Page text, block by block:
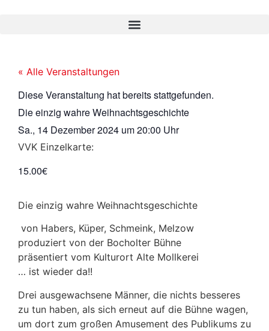
« Alle Veranstaltungen
Diese Veranstaltung hat bereits stattgefunden.
Die einzig wahre Weihnachtsgeschichte
Sa., 14 Dezember 2024 um20:00 Uhr
VVK Einzelkarte:
15.00€
Die einzig wahre Weihnachtsgeschichte
von Habers, Küper, Schmeink, Melzow
produziert von der Bocholter Bühne
präsentiert vom Kulturort Alte Mollkerei
… ist wieder da!!
Drei ausgewachsene Männer, die nichts besseres
zu tun haben, als sich erneut auf die Bühne wagen,
um dort zum großen Amusement des Publikums zu